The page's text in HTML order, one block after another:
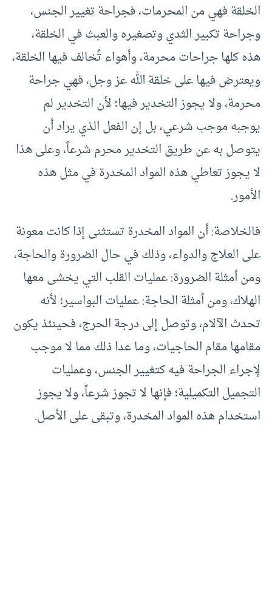
الخلقة فهي من المحرمات، فجراحة تغيير الجنس،
وجراحة تكبير الثدي وتصغيره والعبث في الخلقة،
هذه كلها جراحات محرمة، وأهواء تُخالف فيها الخلقة،
ويعترض فيها على خلقة الله عز وجل، فهي جراحة
محرمة، ولا يجوز التخدير فيها؛ لأن التخدير لم
يوجبه موجب شرعي، بل إن الفعل الذي يراد أن
يتوصل به عن طريق التخدير محرم شرعاً، وعلى هذا
لا يجوز تعاطي هذه المواد المخدرة في مثل هذه
الأمور.
فالخلاصة: أن المواد المخدرة تستثنى إذا كانت معونة
على العلاج والدواء، وذلك في حال الضرورة والحاجة،
ومن أمثلة الضرورة: عمليات القلب التي يخشى معها
الهلاك، ومن أمثلة الحاجة: عمليات البواسير؛ لأنه
تحدث الآلام، وتوصل إلى درجة الحرج، فحينئذ يكون
مقامها مقام الحاجيات، وما عدا ذلك مما لا موجب
لإجراء الجراحة فيه كتغيير الجنس، وعمليات
التجميل التكميلية؛ فإنها لا تجوز شرعاً، ولا يجوز
استخدام هذه المواد المخدرة، وتبقى على الأصل.